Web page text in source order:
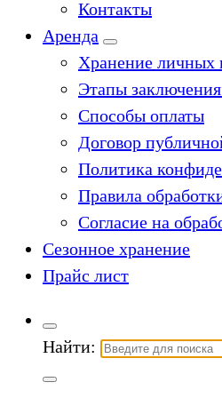
Контакты
Аренда
Хранение личных
Этапы заключения
Способы оплаты
Договор
Политика
Правила
Согласие на
Сезонное хранение
Прайс лист
Найти: